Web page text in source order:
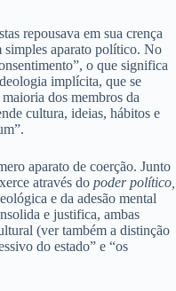
repousava em sua crença
simples aparato político. No
o que significa
implícita, que se
dos membros da
cultura, ideias, hábitos e
aparato de coerção. Junto
através do poder político,
e da adesão mental
e justifica, ambas
(ver também a distinção
do estado” e “os